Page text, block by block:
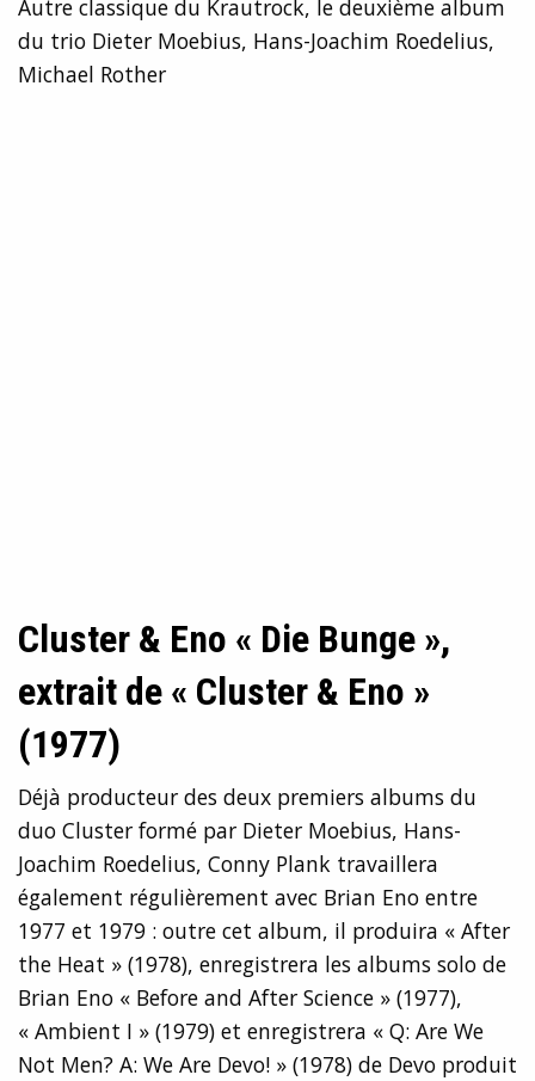
Autre classique du Krautrock, le deuxième album
du trio Dieter Moebius, Hans-Joachim Roedelius,
Michael Rother
Cluster & Eno « Die Bunge »,
extrait de « Cluster & Eno »
(1977)
Déjà producteur des deux premiers albums du
duo Cluster formé par Dieter Moebius, Hans-
Joachim Roedelius, Conny Plank travaillera
également régulièrement avec Brian Eno entre
1977 et 1979 : outre cet album, il produira « After
the Heat » (1978), enregistrera les albums solo de
Brian Eno « Before and After Science » (1977),
« Ambient I » (1979) et enregistrera « Q: Are We
Not Men? A: We Are Devo! » (1978) de Devo produit